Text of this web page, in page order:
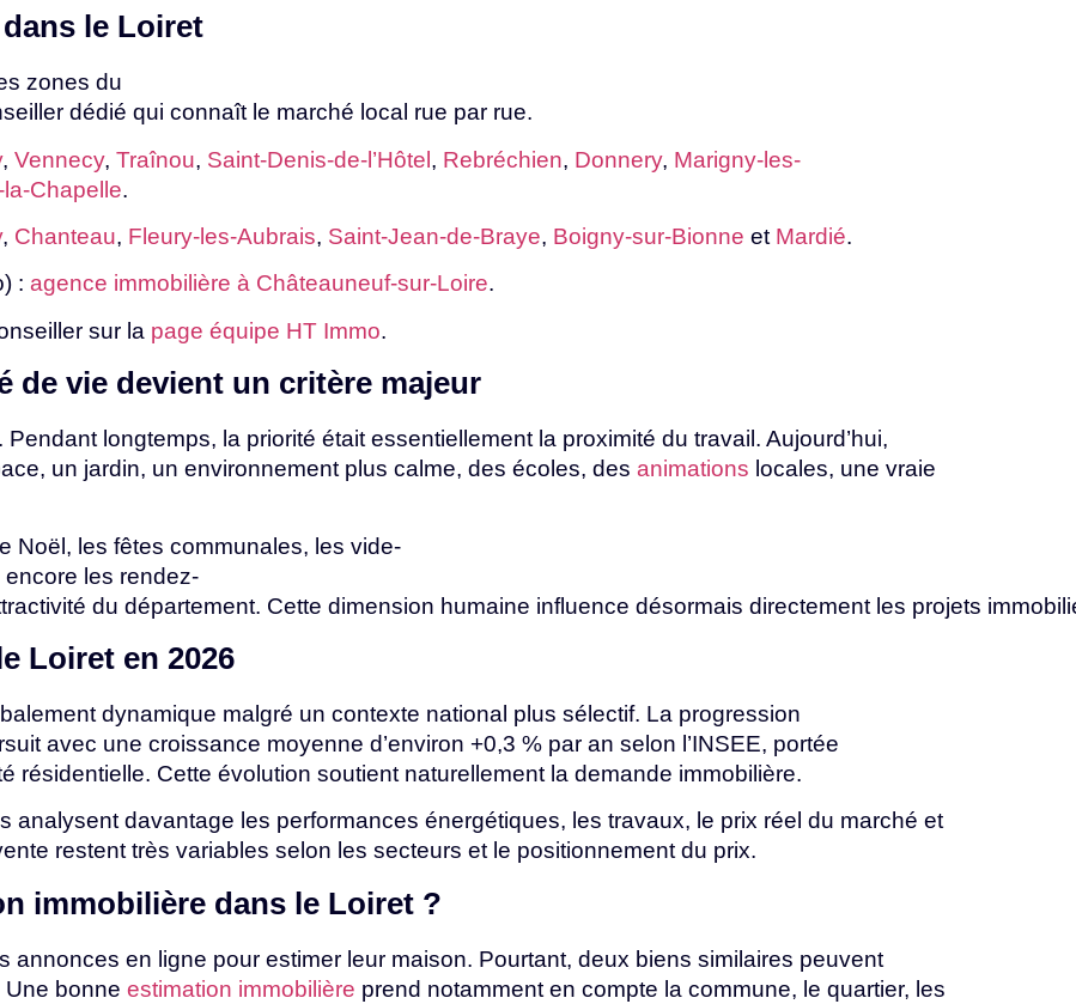
dans le Loiret
zones du
dédié qui connaît le marché local rue par rue.
, Vennecy, Traînou, Saint-Denis-de-l’Hôtel, Rebréchien, Donnery, Marigny-les-
la-Chapelle.
, Chanteau, Fleury-les-Aubrais, Saint-Jean-de-Braye, Boigny-sur-Bionne et Mardié.
: agence immobilière à Châteauneuf-sur-Loire.
sur la page équipe HT Immo.
de vie devient un critère majeur
longtemps, la priorité était essentiellement la proximité du travail. Aujourd’hui,
un jardin, un environnement plus calme, des écoles, des animations locales, une vraie
Noël, les fêtes communales, les vide-
encore les rendez-
du département. Cette dimension humaine influence désormais directement les projets
Loiret en 2026
dynamique malgré un contexte national plus sélectif. La progression
avec une croissance moyenne d’environ +0,3 % par an selon l’INSEE, portée
résidentielle. Cette évolution soutient naturellement la demande immobilière.
analysent davantage les performances énergétiques, les travaux, le prix réel du marché et
restent très variables selon les secteurs et le positionnementdu prix.
immobilière dans le Loiret ?
annonces en ligne pour estimer leur maison. Pourtant, deux biens similaires peuvent
Une bonne estimation immobilière prend notamment en compte la commune, le quartier, les